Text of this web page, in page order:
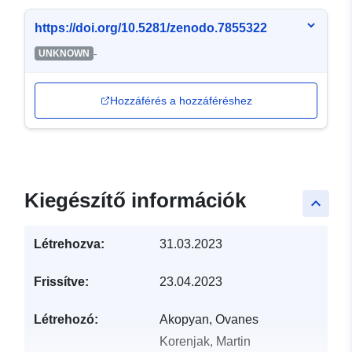
https://doi.org/10.5281/zenodo.7855322
UNKNOWN -
Hozzáférés a hozzáféréshez
keyboard_arrow_up
Kiegészítő információk
Létrehozva: 31.03.2023
Frissítve: 23.04.2023
Létrehozó:
Akopyan, Ovanes
Korenjak, Martin